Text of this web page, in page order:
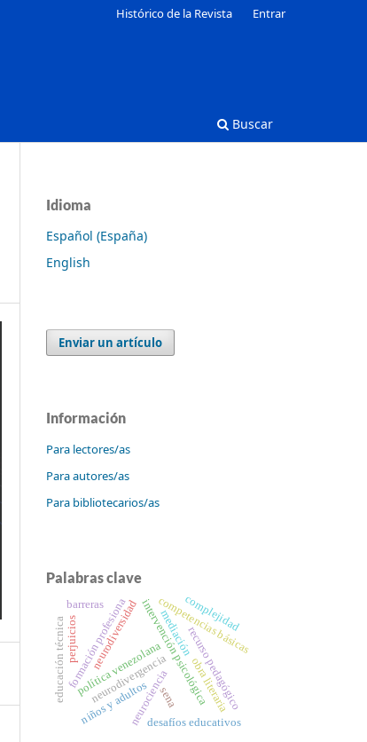
Buscar
Histórico de la Revista Entrar
Idioma
Español (España)
English
Enviar un artículo
Información
Para lectores/as
Para autores/as
Para bibliotecarios/as
Palabras clave
intervención psicológica
política venezolana
neurodivergencia
neurodiversidad competencias básicas
neurociencia
mediaciónrecurso pedagógico
obra literaria
complejidad
formación profesiona
desafíos educativos
sena
educación técnica niños y adultos
barreras
perjuicios